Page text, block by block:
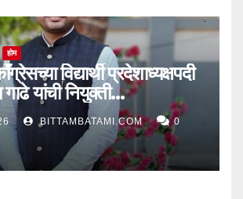
होम
विद्यार्थी प्रदेशाध्यक्षपदी
यांची नियुक्ती…
BITTAMBATAMI.COM 0